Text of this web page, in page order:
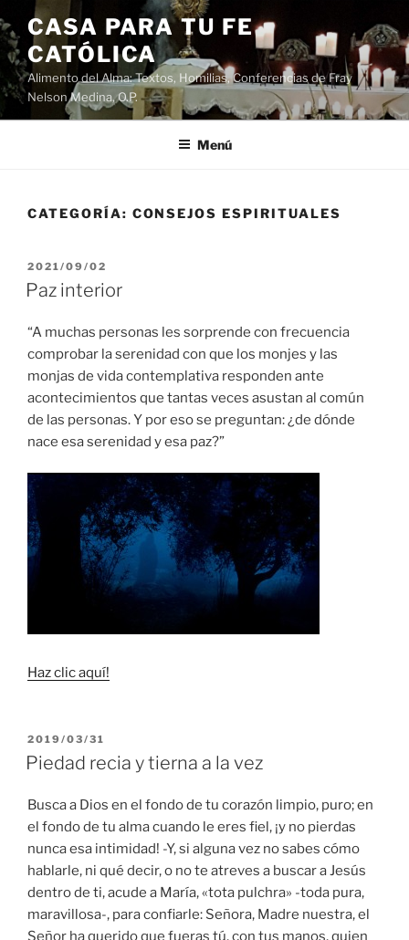
Saltar
al
contenido
CASA PARA TU FE
CATÓLICA
Alimento del Alma: Textos, Homilias, Conferencias de Fray
Nelson Medina, O.P.
Menú
CATEGORÍA: CONSEJOS ESPIRITUALES
PUBLICADO
EL
2021/09/02
Paz interior
“A muchas personas les sorprende con frecuencia
comprobar la serenidad con que los monjes y las
monjas de vida contemplativa responden ante
acontecimientos que tantas veces asustan al común
de las personas. Y por eso se preguntan: ¿de dónde
nace esa serenidad y esa paz?”
Haz clic aquí!
PUBLICADO
EL
2019/03/31
Piedad recia y tierna a la vez
Busca a Dios en el fondo de tu corazón limpio, puro; en
el fondo de tu alma cuando le eres fiel, ¡y no pierdas
nunca esa intimidad! -Y, si alguna vez no sabes cómo
hablarle, ni qué decir, o no te atreves a buscar a Jesús
dentro de ti, acude a María, «tota pulchra» -toda pura,
maravillosa-, para confiarle: Señora, Madre nuestra, el
Señor ha querido que fueras tú, con tus manos, quien